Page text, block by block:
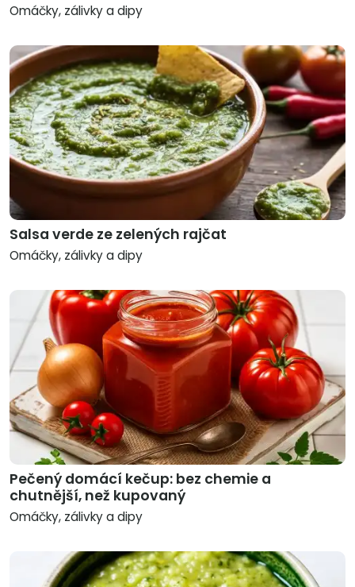
Omáčky, zálivky a dipy
Salsa verde ze zelených rajčat
Omáčky, zálivky a dipy
Pečený domácí kečup: bez chemie a
chutnější, než kupovaný
Omáčky, zálivky a dipy